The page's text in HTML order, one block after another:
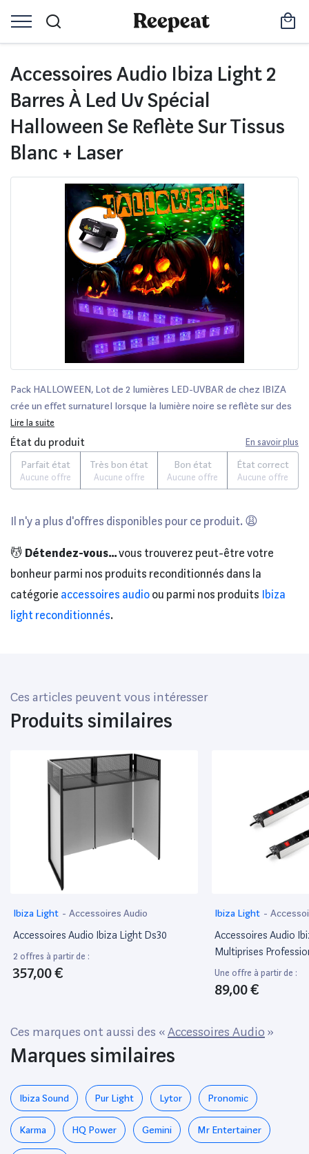
Accessoires Audio Ibiza Light 2
Barres À Led Uv Spécial
Halloween Se Reflète Sur Tissus
Blanc + Laser
Pack HALLOWEEN, Lot de 2 lumières LED-UVBAR de chez IBIZA
crée un effet surnaturel lorsque la lumière noire se reflète sur des
tissus blancs ou sur des peintures corporelles. Laser Rouge/Vert
de chez Excelighting inclusCARACTESRISTIQUES TECHNIQUES
:Boîtier noirPrêt à brancherNombre de LED : 9x 1W UV
LEDsAlimentation : 220-240VAC 50/60HzHzConsommation :
10WDimensions : 51 x 5 x 6cmPoids net : 0.75kgCe fantastique
100 mW. Utilisant la technologie spéciale >, les faisceaux de ce jeu
incroyable effet qui rempli la pièce. La couleur des faisceaux
change tout le temps grâce à la >.100mW rouge 650nm de longueur
d'onde. 50mW vert 532nm de longueur d'onde verte. Système à
refroidissement d'air. Réglage de la vitesse et l'effet strobe.
Alimentation : 230 V AC, 50 Hz Catégorie: Classe 3R Dim.: 110 x 85 x
Lire la suite
État du produit En savoir plus
Parfait état
Aucune offre
Très bon état
Aucune offre
Bon état
Aucune offre
État correct
Aucune offre
Il n'y a plus d'offres disponibles pour ce produit. 😩
💆 Détendez-vous...vous trouverez peut-être votre
bonheur parmi nos produits reconditionnés dans la
catégorie accessoires audio ou parmi nos produits Ibiza
light reconditionnés.
Ces articles peuvent vous intéresser
Produits similaires
Ibiza Light - Accessoires Audio
Accessoires Audio Ibiza Light Ds30
2 offres à partir de :
357,00 €
Ibiza Light -
Accessoires Audio
Multiprises
Normalisées Avec
Enfants
Une offre à partir de :
89,00 €
Ces marques ont aussi des «Accessoires Audio »
Marques similaires
Ibiza Sound Pur Light Lytor Pronomic
Karma HQ Power Gemini Mr Entertainer